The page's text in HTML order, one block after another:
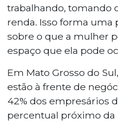
trabalhando, tomando
renda. Isso forma
sobre o que a mulher
espaço que ela pode
Em Mato Grosso do
estão à frente de
42% dos empresários
percentual próximo da